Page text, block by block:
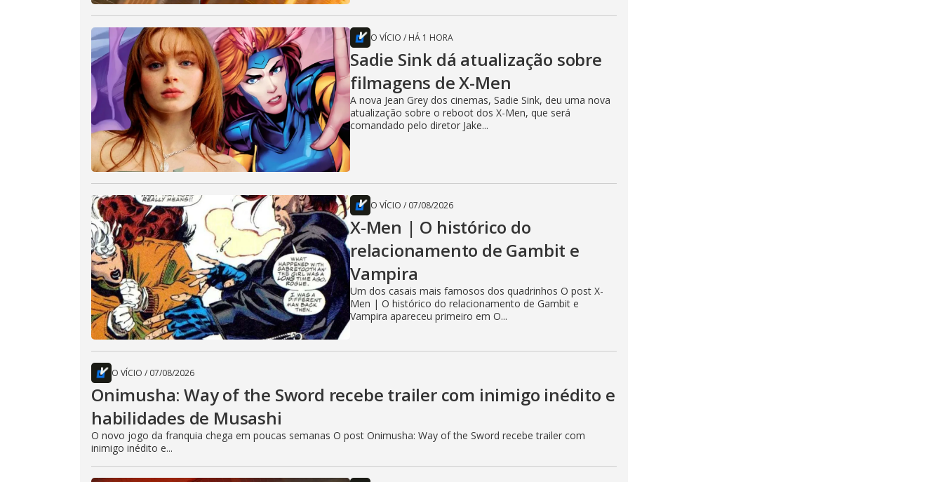
O VÍCIO / HÁ 1 HORA
Sadie Sink dá atualização sobre
filmagens de X-Men
A nova Jean Grey dos cinemas, Sadie Sink, deu uma nova
atualização sobre o reboot dos X-Men, que será
comandado pelo diretor Jake...
O VÍCIO / 07/08/2026
X-Men | O histórico do
relacionamento de Gambit e
Vampira
Um dos casais mais famosos dos quadrinhos O post X-
Men | O histórico do relacionamento de Gambit e
Vampira apareceu primeiro em O...
O VÍCIO / 07/08/2026
Onimusha: Way of the Sword recebe trailer com inimigo inédito e
habilidades de Musashi
O novo jogo da franquia chega em poucas semanas O post Onimusha: Way of the Sword recebe trailer com
inimigo inédito e...